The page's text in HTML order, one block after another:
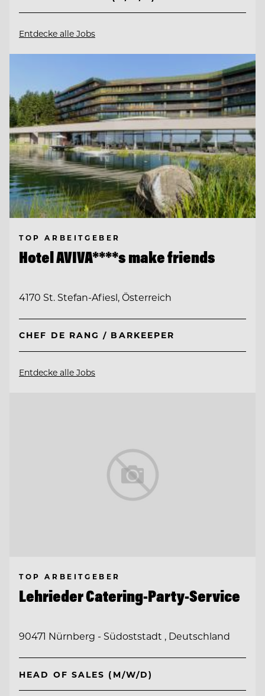
Entdecke alle Jobs
TOP ARBEITGEBER
Hotel AVIVA****s make friends
4170 St. Stefan-Afiesl, Österreich
CHEF DE RANG / BARKEEPER
Entdecke alle Jobs
TOP ARBEITGEBER
Lehrieder Catering-Party-Service
90471 Nürnberg - Südoststadt , Deutschland
HEAD OF SALES (M/W/D)